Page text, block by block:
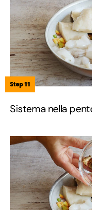
Step 11
Sistema nella